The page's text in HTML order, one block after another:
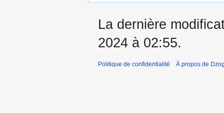
La dernière
2024 à 02:55.
Politique de confidentialité À propos de